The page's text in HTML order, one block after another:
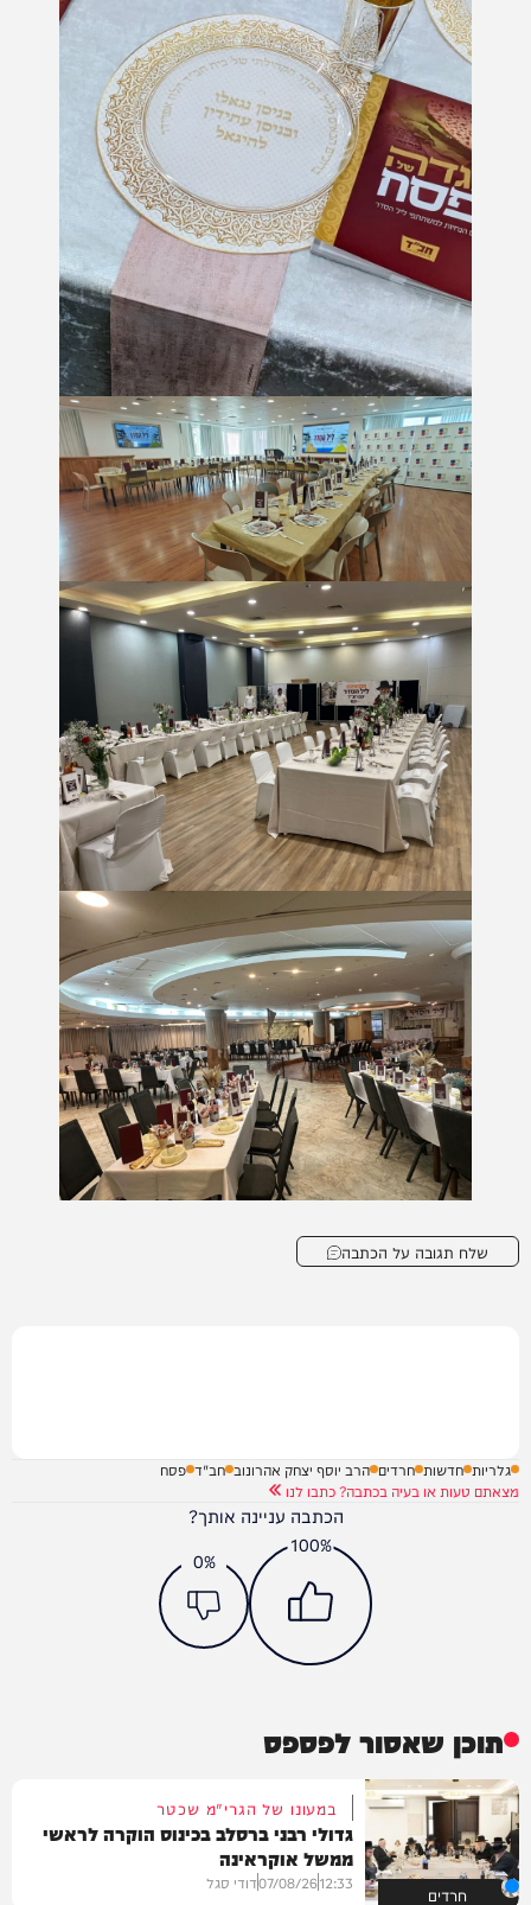
שלח תגובה על הכתבה
גלריות חדשות חרדים הרב יוסף יצחק אהרונוב חב"ד פסח
מצאתם טעות או בעיה בכתבה? כתבו לנו
הכתבה עניינה אותך?
100%
0%
תוכן שאסור לפספס
חרדים
במעונו של הגרי"מ שכטר
גדולי רבני ברסלב בכינוס הוקרה לראשי
ממשל אוקראינה
12:33
07/08/26דודי סגל